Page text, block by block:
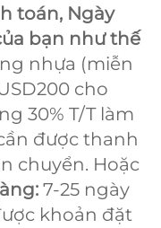
toán, Ngày
bạn như thế
nhựa (miễn
cho
30% T/T làm
được thanh
chuyển. Hoặc
7-25 ngày
khoản đặt